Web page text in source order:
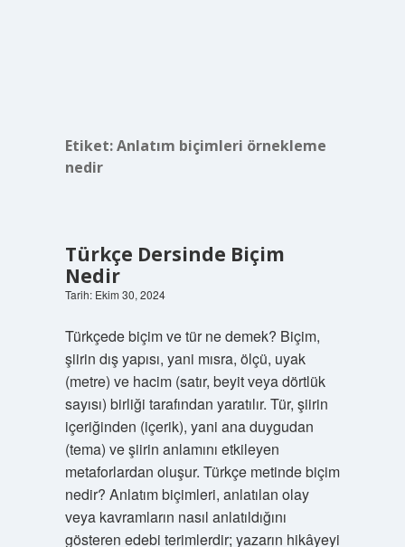
Etiket:Anlatım biçimleri örnekleme
nedir
Türkçe Dersinde Biçim
Nedir
Tarih: Ekim 30, 2024
Türkçede biçim ve tür ne demek? Biçim,
şiirin dış yapısı, yani mısra, ölçü, uyak
(metre) ve hacim (satır, beyit veya dörtlük
sayısı) birliği tarafından yaratılır. Tür, şiirin
içeriğinden (içerik), yani ana duygudan
(tema) ve şiirin anlamını etkileyen
metaforlardan oluşur. Türkçe metinde biçim
nedir? Anlatım biçimleri, anlatılan olay
veya kavramların nasıl anlatıldığını
gösteren edebi terimlerdir; yazarın hikâyeyi